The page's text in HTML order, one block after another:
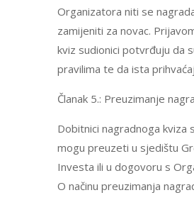
Organizatora niti se
zamijeniti za novac.
kviz sudionici potvrđuju da
pravilima te da ista
Članak 5.: Preuzimanje
Dobitnici nagradnoga kviza
mogu preuzeti u sjedištu
Investa ili u dogovoru s
O načinu preuzimanja